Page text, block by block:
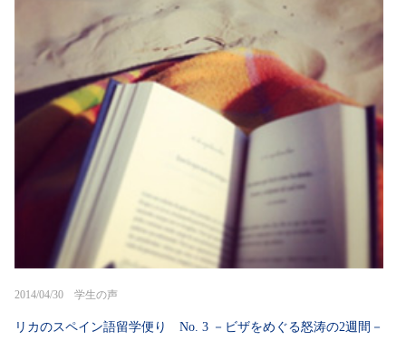
2014/04/30 学生の声
リカのスペイン語留学便り No. 3 －ビザをめぐる怒涛の2週間－